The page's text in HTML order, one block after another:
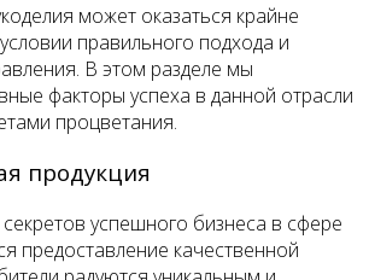
может оказаться крайне
правильного подхода и
В этом разделе мы
факторы успеха в данной отрасли
процветания.
продукция
успешного бизнеса в сфере
предоставление качественной